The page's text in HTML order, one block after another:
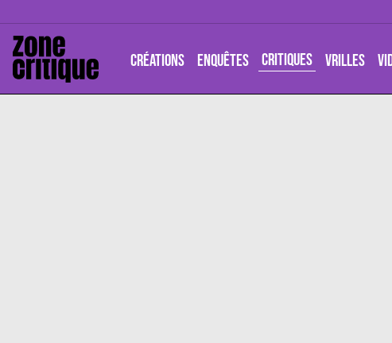
CRÉATIONS ENQUÊTES CRITIQUES VRILLES